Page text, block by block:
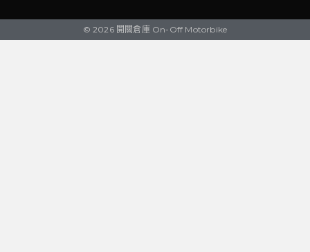
© 2026 開關倉庫 On-Off Motorbike